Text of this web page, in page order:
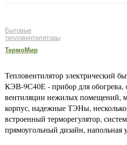
Бытовые
тепловентиляторы
ТермоМир
Тепловентилятор электрический
КЭВ-9С40Е - прибор для обогрева,
вентиляции нежилых помещений,
корпус, надежные ТЭНы,
встроенный терморегулятор,
прямоугольный дизайн, напольная